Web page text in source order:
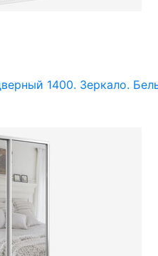
1400. Зеркало.